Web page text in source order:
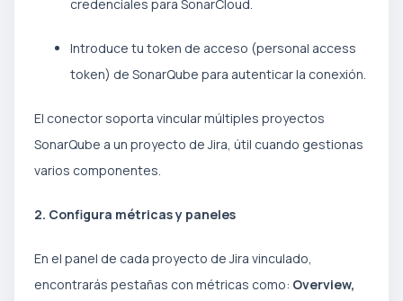
credenciales para SonarCloud.
Introduce tu token de acceso (personal access
token) de SonarQube para autenticar la conexión.
El conector soporta vincular múltiples proyectos
SonarQube a un proyecto de Jira, útil cuando gestionas
varios componentes.
2. Configura métricas y paneles
En el panel de cada proyecto de Jira vinculado,
encontrarás pestañas con métricas como: Overview,